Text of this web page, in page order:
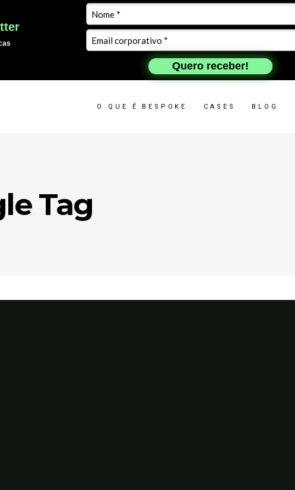
Quero receber!
O QUE É BESPOKE CASES BLOG
Tag